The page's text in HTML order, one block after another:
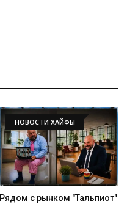
НОВОСТИ ХАЙФЫ
Рядом с рынком "Тальпиот"